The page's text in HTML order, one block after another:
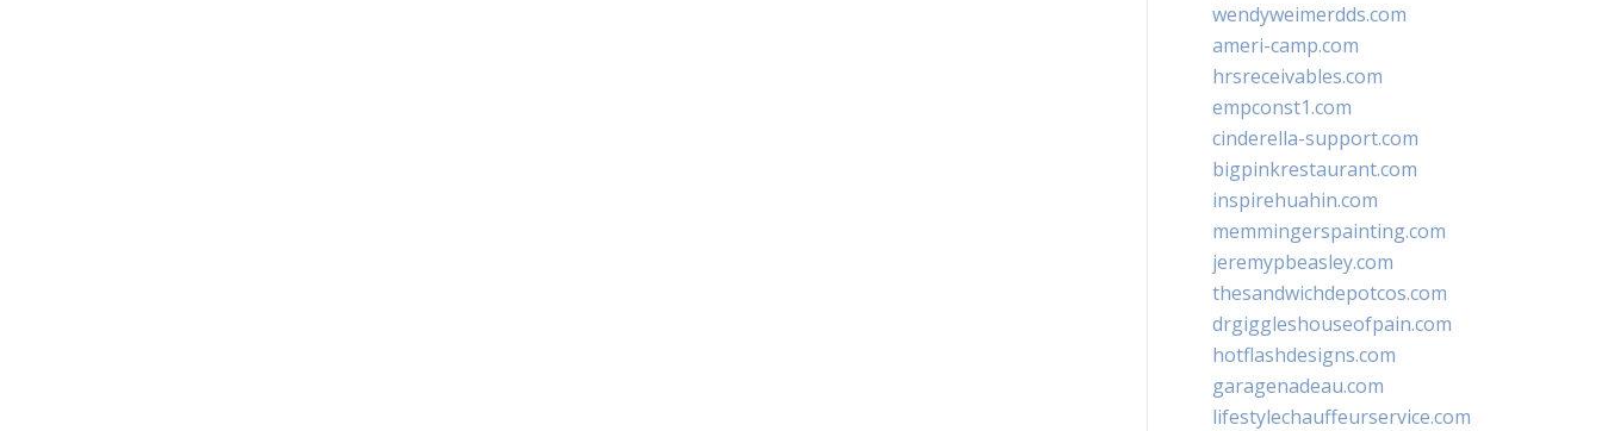
wendyweimerdds.com
ameri-camp.com
hrsreceivables.com
empconst1.com
cinderella-support.com
bigpinkrestaurant.com
inspirehuahin.com
memmingerspainting.com
jeremypbeasley.com
thesandwichdepotcos.com
drgiggleshouseofpain.com
hotflashdesigns.com
garagenadeau.com
lifestylechauffeurservice.com